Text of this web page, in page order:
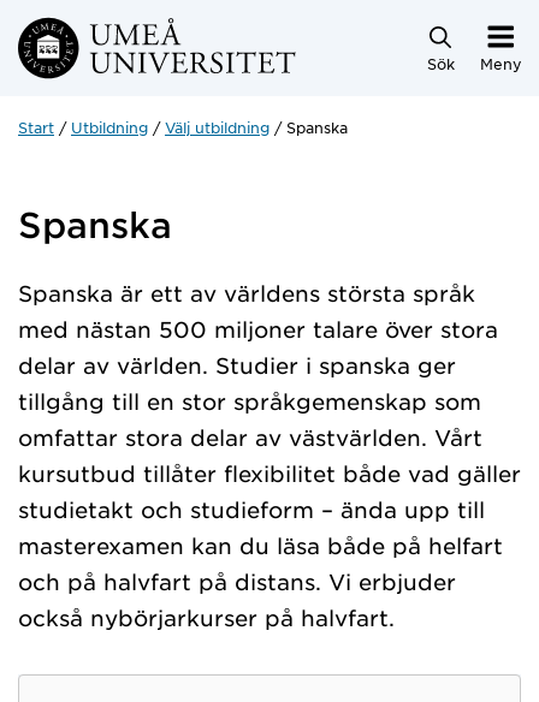
Hoppa direkt till innehållet
Sök Meny
Start Utbildning Välj utbildning Spanska
Spanska
Spanska är ett av världens största språk
med nästan 500 miljoner talare över stora
delar av världen. Studier i spanska ger
tillgång till en stor språkgemenskap som
omfattar stora delar av västvärlden. Vårt
kursutbud tillåter flexibilitet både vad gäller
studietakt och studieform – ända upp till
masterexamen kan du läsa både på helfart
och på halvfart på distans. Vi erbjuder
också nybörjarkurser på halvfart.